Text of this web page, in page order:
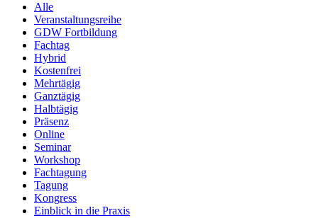
2026
1 Veranstaltung
Mai
2026
1 Veranstaltung
April
2026
2 Veranstaltungen
März
2026
2 Veranstaltungen
Alle
Veranstaltungsreihe
GDW Fortbildung
Fachtag
Hybrid
Kostenfrei
Mehrtägig
Ganztägig
Halbtägig
Präsenz
Online
Seminar
Workshop
Fachtagung
Tagung
Kongress
Einblick in die Praxis